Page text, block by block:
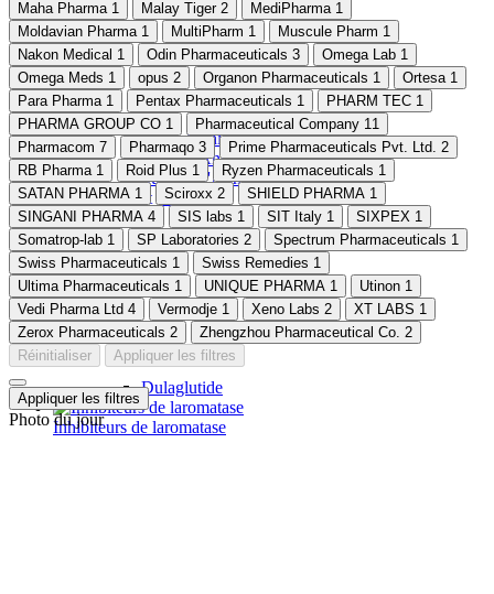
Armodafinil
Caféine Anhydre
Sulfate D'Agmatine
Support de glucose
Dulaglutide
Inhibiteurs de laromatase
Maha Pharma 1 Malay Tiger 2 MediPharma 1
Moldavian Pharma 1 MultiPharm 1 Muscule Pharm 1
Nakon Medical 1 Odin Pharmaceuticals 3 Omega Lab 1
Omega Meds 1 opus 2 Organon Pharmaceuticals 1 Ortesa 1
Para Pharma 1 Pentax Pharmaceuticals 1 PHARM TEC 1
PHARMA GROUP CO 1 Pharmaceutical Company 11
Pharmacom 7 Pharmaqo 3 Prime Pharmaceuticals Pvt. Ltd. 2
RB Pharma 1 Roid Plus 1 Ryzen Pharmaceuticals 1
SATAN PHARMA 1 Sciroxx 2 SHIELD PHARMA 1
SINGANI PHARMA 4 SIS labs 1 SIT Italy 1 SIXPEX 1
Somatrop-lab 1 SP Laboratories 2 Spectrum Pharmaceuticals 1
Swiss Pharmaceuticals 1 Swiss Remedies 1
Ultima Pharmaceuticals 1 UNIQUE PHARMA 1 Utinon 1
Vedi Pharma Ltd 4 Vermodje 1 Xeno Labs 2 XT LABS 1
Zerox Pharmaceuticals 2 Zhengzhou Pharmaceutical Co. 2
Réinitialiser
Appliquer les filtres
Appliquer les filtres
Photo du jour